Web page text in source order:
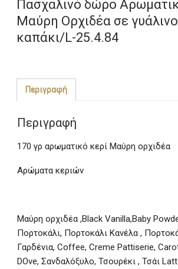
Πασχαλινό δώρο
Μαύρη Ορχιδέα σε
καπάκι/L-25.4.84
Περιγραφή
Περιγραφή
170 γρ αρωματικό κερί Μαύρη ορχιδέα
Αρώματα κεριών
Μαύρη ορχιδέα ,Black Vanilla,Baby
Πορτοκάλι, Πορτοκάλι Κανέλα ,
Γαρδένια, Coffee, Creme Pattiserie,
DOve, Σανδαλόξυλο, Τσουρέκι , Τσάι